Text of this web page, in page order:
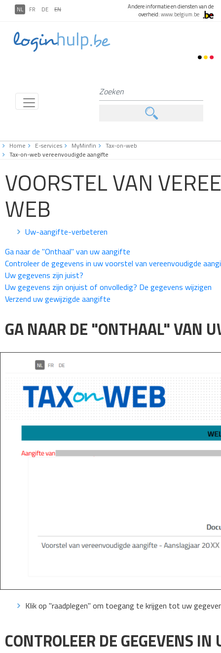
NL FR DE EN
Andere informatie en diensten van de
overheid:www.belgium.be
Home E-services MyMinfin
Tax-on-web
Tax-on-web vereenvoudigde aangifte
VOORSTEL VAN
WEB
Uw-aangifte-verbeteren
Ga naar de "Onthaal" van uw aangifte
Controleer de gegevens in uw voorstel van vereenvoudigde
Uw gegevens zijn juist?
Uw gegevens zijn onjuist of onvolledig? De gegevens wijzigen
Verzend uw gewijzigde aangifte
GA NAAR DE "ONTHAAL" VAN
Klik op "raadplegen" om toegang te krijgen tot uw
CONTROLEER DE GEGEVENS